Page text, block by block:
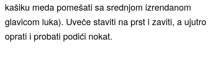
kašiku meda pomešati sa srednjom izrendanom
glavicom luka). Uveče staviti na prst i zaviti, a ujutro
oprati i probati podići nokat.